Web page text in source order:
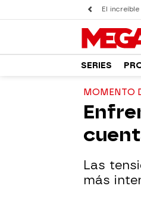
El increíble
SERIES
MOMENTO
Las
más